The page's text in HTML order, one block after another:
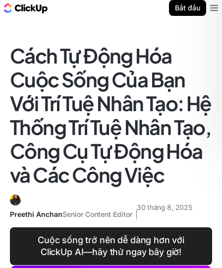
Bắt đầu
Cách Tự Động Hóa
Cuộc Sống Của Bạn
Với Trí Tuệ Nhân Tạo: Hệ
Thống Trí Tuệ Nhân Tạo,
Công Cụ Tự Động Hóa
và Các Công Việc
Preethi AnchanSenior Content Editor
30 tháng 8, 2025
Cuộc sống trở nên dễ dàng hơn với
ClickUp AI—hãy thử ngay bây giờ!